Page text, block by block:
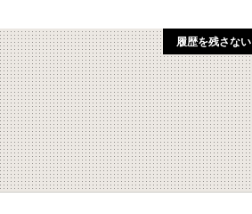
履歴を残さない